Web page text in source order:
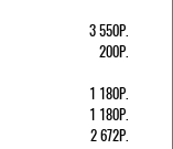
3 550Р.
200Р.
1 180Р.
1 180Р.
2 672Р.